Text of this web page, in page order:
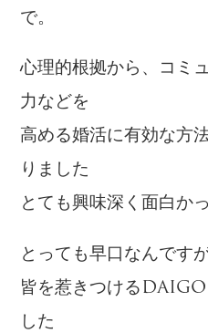
で。
心理的根拠から、コミ
力などを
高める婚活に有効な方
りました
とても興味深く面白か
とっても早口なんです
皆を惹きつける
した